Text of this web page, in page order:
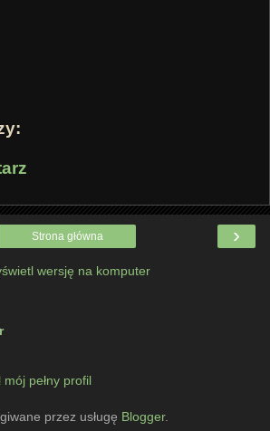
›
Strona główna
wersję na komputer
mój pełny profil
przez usługę Blogger.